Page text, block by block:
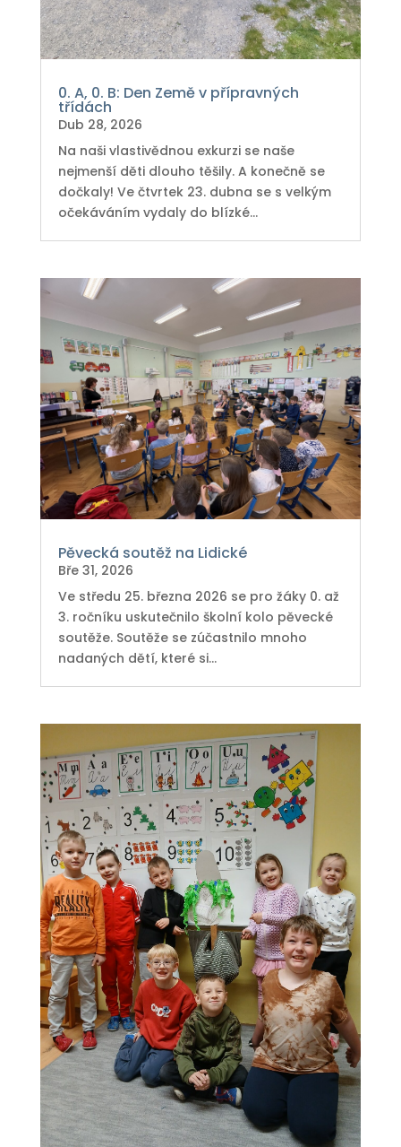
0. A, 0. B: Den Země v přípravných
třídách
Dub 28, 2026
Na naši vlastivědnou exkurzi se naše
nejmenší děti dlouho těšily. A konečně se
dočkaly! Ve čtvrtek 23. dubna se s velkým
očekáváním vydaly do blízké...
Pěvecká soutěž na Lidické
Bře 31, 2026
Ve středu 25. března 2026 se pro žáky 0. až
3. ročníku uskutečnilo školní kolo pěvecké
soutěže. Soutěže se zúčastnilo mnoho
nadaných dětí, které si...